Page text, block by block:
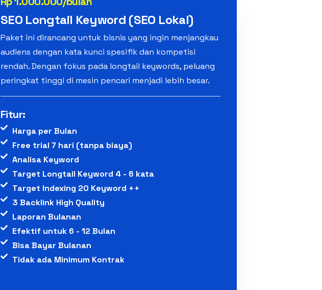
SEO Longtail Keyword (SEO Lokal)
Paket ini dirancang untuk bisnis yang ingin menjangkau
audiens dengan kata kunci spesifik dan kompetisi
rendah. Dengan fokus pada longtail keywords, peluang
peringkat tinggi di mesin pencari menjadi lebih besar.
Fitur:
Harga per Bulan
Free trial 7 hari (tanpa biaya)
Analisa Keyword
Target Longtail Keyword 4 - 6 kata
Target Indexing 20 Keyword ++
3 Backlink High Quality
Laporan Bulanan
Efektif untuk 6 - 12 Bulan
Bisa Bayar Bulanan
Tidak ada Minimum Kontrak